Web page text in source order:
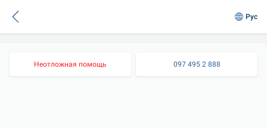
Рус
Неотложная помощь 097 495 2 888